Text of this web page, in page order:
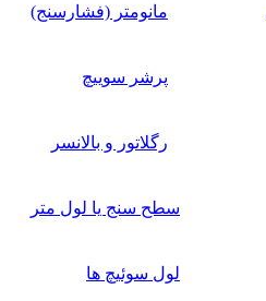
مانومتر (فشارسنج)
پرشر سوییچ
رگلاتور و بالانسر
سطح سنج یا لول متر
لول سوئیچ ها